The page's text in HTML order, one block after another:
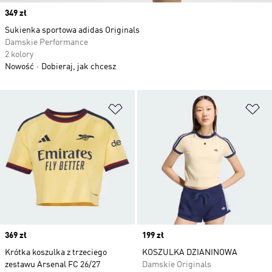
Dodaj do listy życzeń
Price
369 zł
Krótka koszulka z trzeciego
zestawu Arsenal FC 26/27
Price
199 zł
KOSZULKA DZIANINOWA
Damskie Originals
Price
349 zł
Sukienka sportowa adidas Originals
Damskie Performance
2 kolory
Nowość
Dobieraj, jak chcesz